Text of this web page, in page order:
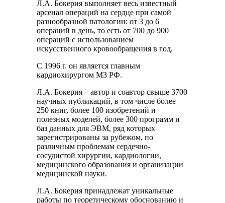
Л.А. Бокерия выполняет весь известный
арсенал операций на сердце при самой
разнообразной патологии: от 3 до 6
операций в день, то есть от 700 до 900
операций с использованием
искусственного кровообращения в год.
С 1996 г. он является главным
кардиохирургом МЗ РФ.
Л.А. Бокерия – автор и соавтор свыше 3700
научных публикаций, в том числе более
250 книг, более 100 изобретений и
полезных моделей, более 300 программ и
баз данных для ЭВМ, ряд которых
зарегистрированы за рубежом, по
различным проблемам сердечно-
сосудистой хирургии, кардиологии,
медицинского образования и организации
медицинской науки.
Л.А. Бокерия принадлежат уникальные
работы по теоретическому обоснованию и